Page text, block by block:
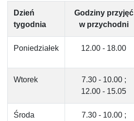
Dzień
tygodnia
Godziny przyjęć
w przychodni
Poniedziałek 12.00 - 18.00
Wtorek
7.30 - 10.00 ;
12.00 - 15.05
Środa
7.30 - 10.00 ;